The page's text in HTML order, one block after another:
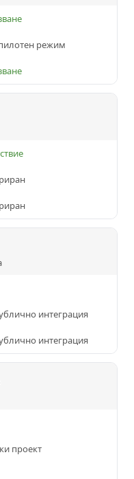
режим
интеграция
интеграция
проект